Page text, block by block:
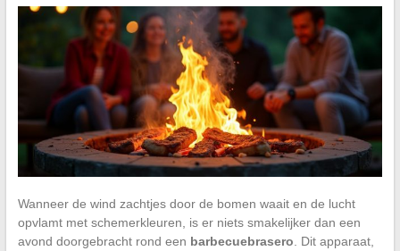
Wanneer de wind zachtjes door de bomen waait en de lucht
opvlamt met schemerkleuren, is er niets smakelijker dan een
avond doorgebracht rond een barbecuebrasero . Dit apparaat,